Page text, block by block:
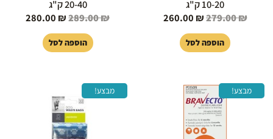
10-20 ק"ג
279.00₪
260.00 ₪
הוספה לסל
20-40 ק"ג
289.00₪
280.00 ₪
הוספה לסל
מבצע!
המחיר
המקורי
היה:
239.00 ₪.
מבצע!
המקורי
היה:
39.00 ₪.